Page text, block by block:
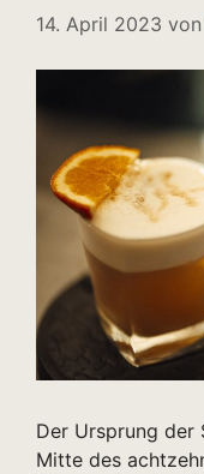
14. April 2023 von
Der Ursprung der
Mitte des